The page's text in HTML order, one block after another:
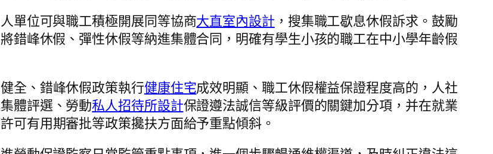
單位可與職工積極開展同等協商大直室內設計 ，搜集職工歇息休假訴求。鼓勵
錯峰休假、彈性休假等納進集體合同，明確有學生小孩的職工在中小學年齡假
全、錯峰休假政策執行健康住宅成效明顯、職工休假權益保證程度高的，人社
體評選、勞動私人招待所設計保證遵法誠信等級評價的關鍵加分項，并在就業
可有用期審批等政策攙扶方面給予重點傾斜。